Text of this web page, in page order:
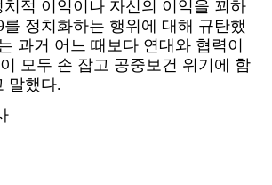
적 이익이나 자신의 이익을 꾀하
정치화하는 행위에 대해 규탄했
과거 어느 때보다 연대와 협력이
모두 손 잡고 공중보건 위기에 함
말했다.